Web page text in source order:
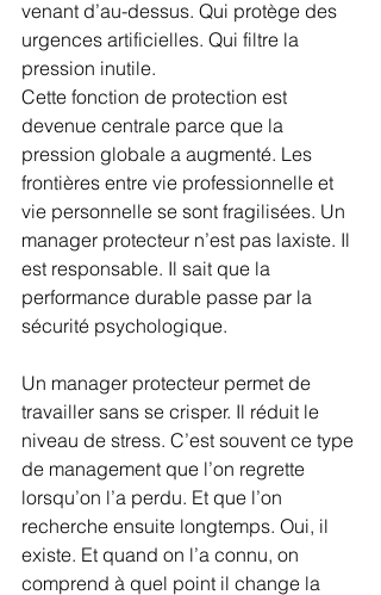
venant d’au-dessus. Qui protège des
urgences artificielles. Qui filtre la
pression inutile.
Cette fonction de protection est
devenue centrale parce que la
pression globale a augmenté. Les
frontières entre vie professionnelle et
vie personnelle se sont fragilisées. Un
manager protecteur n’est pas laxiste. Il
est responsable. Il sait que la
performance durable passe par la
sécurité psychologique.
Un manager protecteur permet de
travailler sans se crisper. Il réduit le
niveau de stress. C’est souvent ce type
de management que l’on regrette
lorsqu’on l’a perdu. Et que l’on
recherche ensuite longtemps. Oui, il
existe. Et quand on l’a connu, on
comprend à quel point il change la